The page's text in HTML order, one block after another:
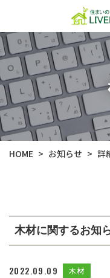
HOME > お知らせ > 詳
木材に関するお知
2022.09.09 木材